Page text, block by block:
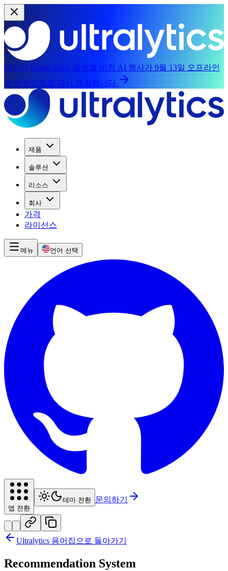
YOLO Vision 2026: 글로벌 비전 AI 행사가 9월 13일 오프라인
과 온라인으로 다시 개최됩니다.
제품
솔루션
리소스
회사
가격
라이선스
메뉴 언어 선택
앱 전환
테마 전환 문의하기
Ultralytics 용어집으로 돌아가기
Recommendation System